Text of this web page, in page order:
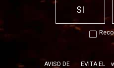
Contenido alcohol:38% alc. Vol.
SI
AVISO DE
EVITA EL